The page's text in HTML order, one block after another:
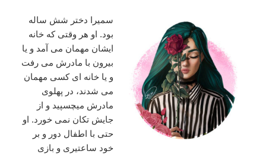
سمیرا دختر شش ساله
بود. او هر وقتی که خانه
ایشان مهمان می آمد و یا
بیرون با مادرش می رفت
و یا خانه ای کسی مهمان
می شدند‌، در پهلوی
مادرش میچسپید و از
جایش تکان نمی خورد. او
حتی با اطفال دور و بر
خود ساعتیری و بازی